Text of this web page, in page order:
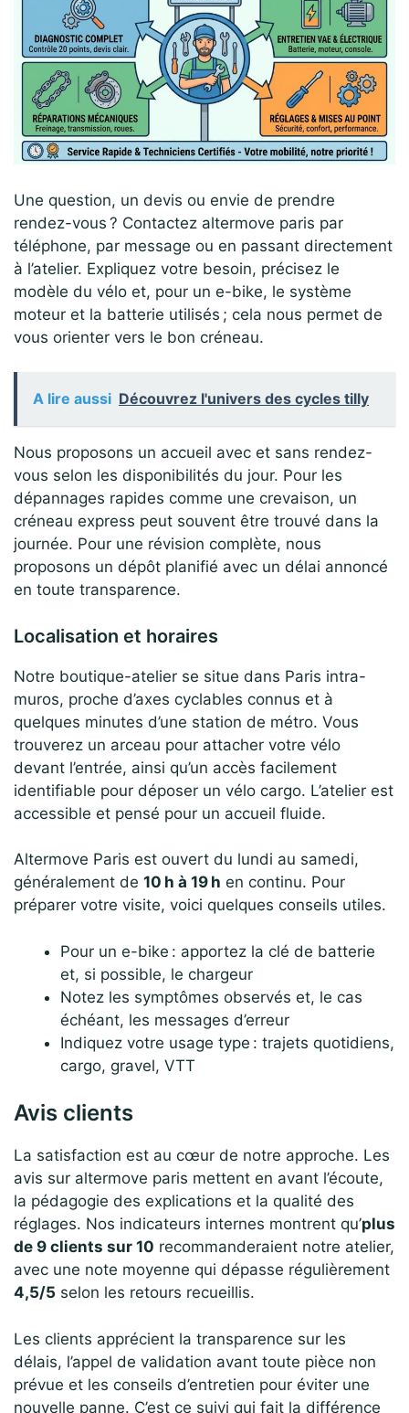
Une question, un devis ou envie de prendre
rendez-vous ? Contactez altermove paris par
téléphone, par message ou en passant directement
à l’atelier. Expliquez votre besoin, précisez le
modèle du vélo et, pour un e-bike, le système
moteur et la batterie utilisés ; cela nous permet de
vous orienter vers le bon créneau.
A lire aussi Découvrez l'univers des cycles tilly
Nous proposons un accueil avec et sans rendez-
vous selon les disponibilités du jour. Pour les
dépannages rapides comme une crevaison, un
créneau express peut souvent être trouvé dans la
journée. Pour une révision complète, nous
proposons un dépôt planifié avec un délai annoncé
en toute transparence.
Localisation et horaires
Notre boutique-atelier se situe dans Paris intra-
muros, proche d’axes cyclables connus et à
quelques minutes d’une station de métro. Vous
trouverez un arceau pour attacher votre vélo
devant l’entrée, ainsi qu’un accès facilement
identifiable pour déposer un vélo cargo. L’atelier est
accessible et pensé pour un accueil fluide.
Altermove Paris est ouvert du lundi au samedi,
généralement de 10 h à 19 h en continu. Pour
préparer votre visite, voici quelques conseils utiles.
Pour un e-bike : apportez la clé de batterie
et, si possible, le chargeur
Notez les symptômes observés et, le cas
échéant, les messages d’erreur
Indiquez votre usage type : trajets quotidiens,
cargo, gravel, VTT
Avis clients
La satisfaction est au cœur de notre approche. Les
avis sur altermove paris mettent en avant l’écoute,
la pédagogie des explications et la qualité des
réglages. Nos indicateurs internes montrent qu’plus
de 9 clients sur 10 recommanderaient notre atelier,
avec une note moyenne qui dépasse régulièrement
4,5/5 selon les retours recueillis.
Les clients apprécient la transparence sur les
délais, l’appel de validation avant toute pièce non
prévue et les conseils d’entretien pour éviter une
nouvelle panne. C’est ce suivi qui fait la différence